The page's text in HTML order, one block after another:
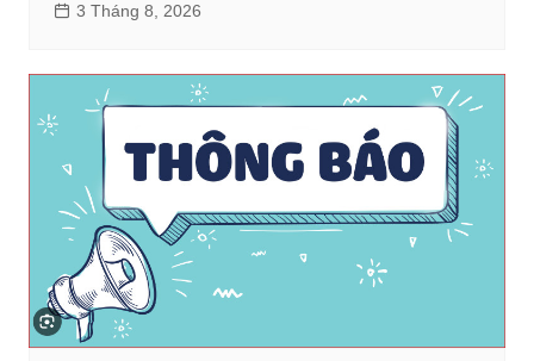
3 Tháng 8, 2026